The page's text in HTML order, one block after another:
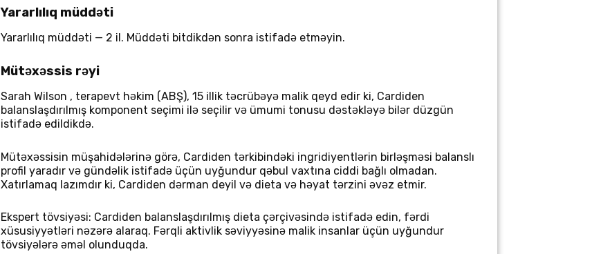
Yararlılıq müddəti
Yararlılıq müddəti — 2 il. Müddəti bitdikdən sonra istifadə etməyin.
Mütəxəssis rəyi
Sarah Wilson , terapevt həkim (ABŞ), 15 illik təcrübəyə malik qeyd edir ki, Cardiden
balanslaşdırılmış komponent seçimi ilə seçilir və ümumi tonusu dəstəkləyə bilər düzgün
istifadə edildikdə.
Mütəxəssisin müşahidələrinə görə, Cardiden tərkibindəki ingridiyentlərin birləşməsi balanslı
profil yaradır və gündəlik istifadə üçün uyğundur qəbul vaxtına ciddi bağlı olmadan.
Xatırlamaq lazımdır ki, Cardiden dərman deyil və dieta və həyat tərzini əvəz etmir.
Ekspert tövsiyəsi: Cardiden balanslaşdırılmış dieta çərçivəsində istifadə edin, fərdi
xüsusiyyətləri nəzərə alaraq. Fərqli aktivlik səviyyəsinə malik insanlar üçün uyğundur
tövsiyələrə əməl olunduqda.